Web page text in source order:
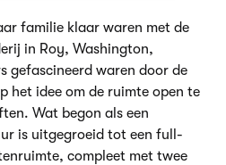
familie klaar waren met de
in Roy, Washington,
gefascineerd waren door de
het idee om de ruimte open te
Wat begon als een
is uitgegroeid tot een full-
compleet met twee